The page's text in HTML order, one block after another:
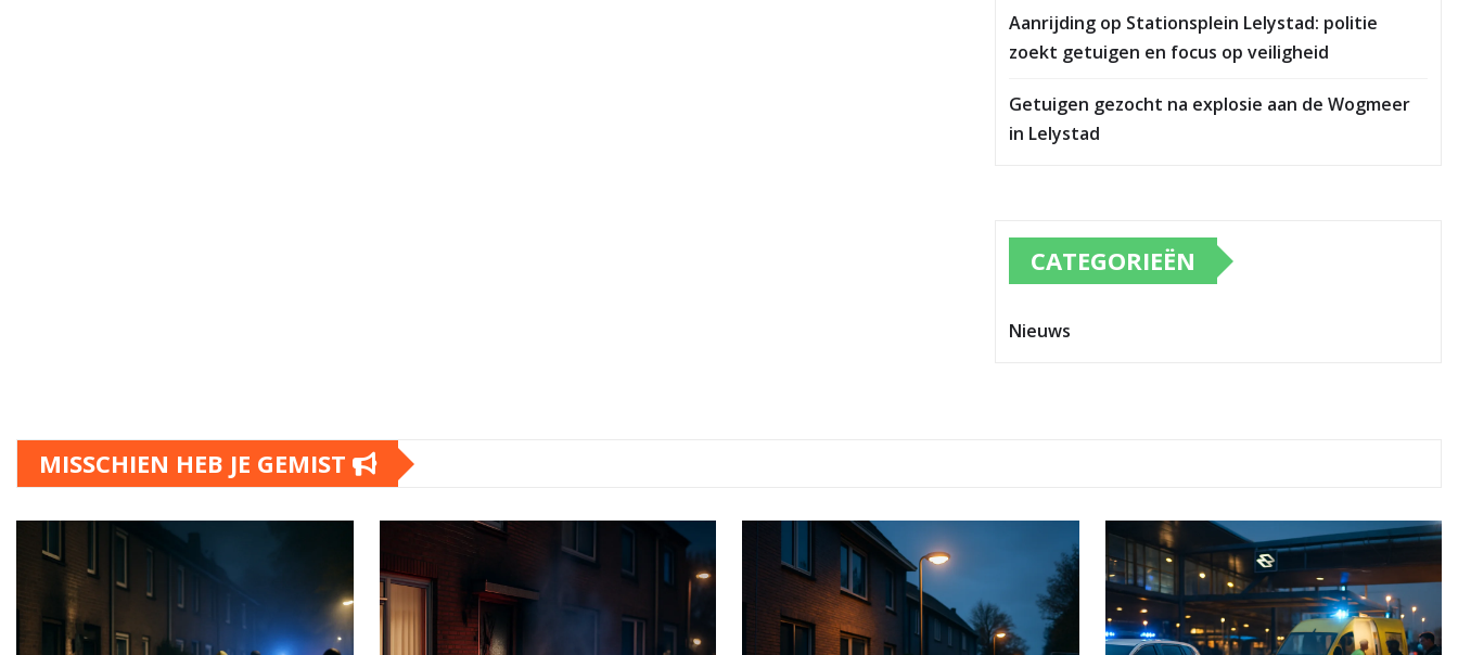
Aanrijding op Stationsplein Lelystad: politie
zoekt getuigen en focus op veiligheid
Getuigen gezocht na explosie aan de Wogmeer
in Lelystad
CATEGORIEËN
Nieuws
MISSCHIEN HEB JE GEMIST